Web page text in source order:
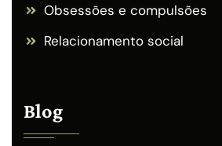
Obsessões e compulsões
Relacionamento social
Blog